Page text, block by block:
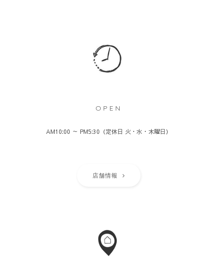
OPEN
AM10:00 ～ PM5:30（定休日 火・水・木曜日）
店舗情報